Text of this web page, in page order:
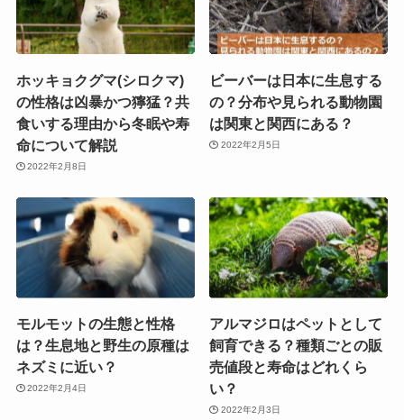
ホッキョクグマ(シロクマ)
の性格は凶暴かつ獰猛？共
食いする理由から冬眠や寿
命について解説
2022年2月8日
ビーバーは日本に生息する
の？分布や見られる動物園
は関東と関西にある？
2022年2月5日
モルモットの生態と性格
は？生息地と野生の原種は
ネズミに近い？
2022年2月4日
アルマジロはペットとして
飼育できる？種類ごとの販
売値段と寿命はどれくら
い？
2022年2月3日